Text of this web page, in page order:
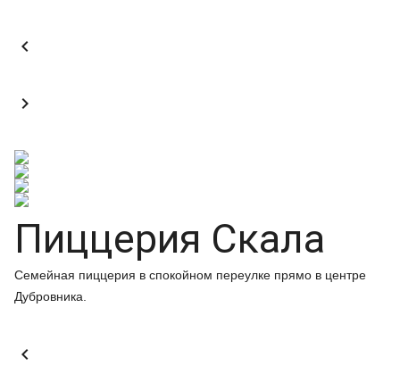


Пиццерия Скала
Семейная пиццерия в спокойном переулке прямо в центре
Дубровника.
